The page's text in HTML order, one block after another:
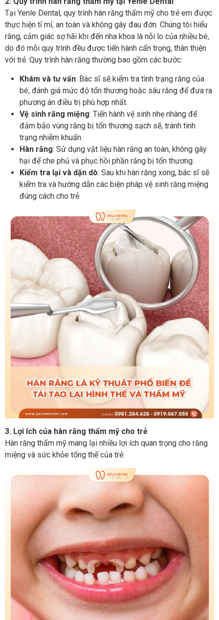
Tại Yenle Dental, quy trình hàn răng thẩm mỹ cho trẻ em được
thực hiện tỉ mỉ, an toàn và không gây đau đớn. Chúng tôi hiểu
rằng, cảm giác sợ hãi khi đến nha khoa là nỗi lo của nhiều bé,
do đó mỗi quy trình đều được tiến hành cẩn trọng, thân thiện
với trẻ. Quy trình hàn răng thường bao gồm các bước:
Khám và tư vấn: Bác sĩ sẽ kiểm tra tình trạng răng của
bé, đánh giá mức độ tổn thương hoặc sâu răng để đưa ra
phương án điều trị phù hợp nhất.
Vệ sinh răng miệng: Tiến hành vệ sinh nhẹ nhàng để
đảm bảo vùng răng bị tổn thương sạch sẽ, tránh tình
trạng nhiễm khuẩn.
Hàn răng: Sử dụng vật liệu hàn răng an toàn, không gây
hại để che phủ và phục hồi phần răng bị tổn thương.
Kiểm tra lại và dặn dò: Sau khi hàn răng xong, bác sĩ sẽ
kiểm tra và hướng dẫn các biện pháp vệ sinh răng miệng
đúng cách cho trẻ.
3. Lợi ích của hàn răng thẩm mỹ cho trẻ
Hàn răng thẩm mỹ mang lại nhiều lợi ích quan trọng cho răng
miệng và sức khỏe tổng thể của trẻ: